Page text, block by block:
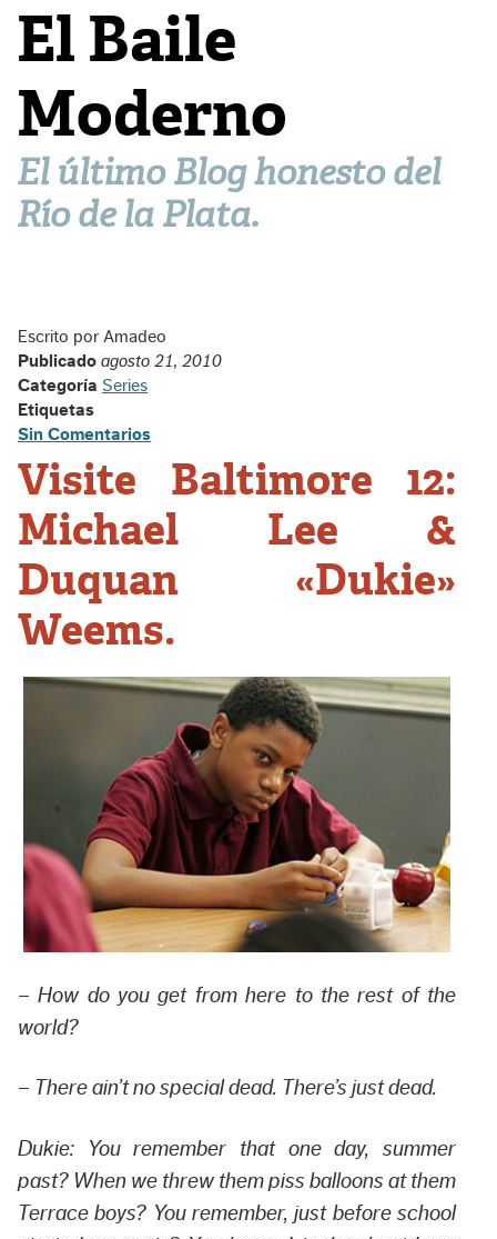
El Baile
Moderno
El último Blog honesto del
Río de la Plata.
Escrito por Amadeo
Publicado agosto 21, 2010
Categoría Series
Etiquetas
Sin Comentarios
Visite Baltimore 12:
Michael Lee &
Duquan «Dukie»
Weems.
– How do you get from here to the rest of the
world?
– There ain’t no special dead. There’s just dead.
Dukie: You remember that one day, summer
past? When we threw them piss balloons at them
Terrace boys? You remember, just before school